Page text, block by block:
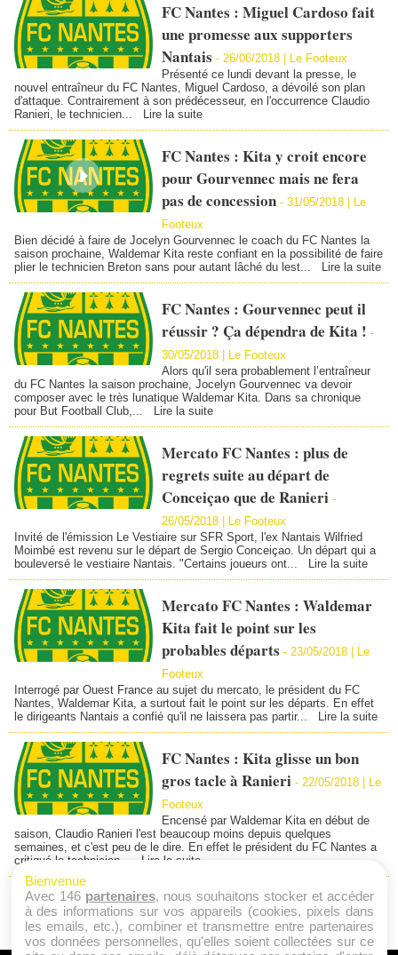
FC Nantes : Miguel Cardoso fait
une promesse aux supporters
Nantais - 26/06/2018 | Le Footeux
Présenté ce lundi devant la presse, le
nouvel entraîneur du FC Nantes, Miguel Cardoso, a dévoilé son plan
d'attaque. Contrairement à son prédécesseur, en l'occurrence Claudio
Ranieri, le technicien...
Lire la suite
FC Nantes : Kita y croit encore
pour Gourvennec mais ne fera
pas de concession - 31/05/2018 | Le
Footeux
Bien décidé à faire de Jocelyn Gourvennec le coach du FC Nantes la
saison prochaine, Waldemar Kita reste confiant en la possibilité de faire
plier le technicien Breton sans pour autant lâché du lest...
Lire la suite
FC Nantes : Gourvennec peut il
réussir ? Ça dépendra de Kita ! -
30/05/2018 | Le Footeux
Alors qu'il sera probablement l’entraîneur
du FC Nantes la saison prochaine, Jocelyn Gourvennec va devoir
composer avec le très lunatique Waldemar Kita. Dans sa chronique
pour But Football Club,...
Lire la suite
Mercato FC Nantes : plus de
regrets suite au départ de
Conceiçao que de Ranieri -
26/05/2018 | Le Footeux
Invité de l'émission Le Vestiaire sur SFR Sport, l'ex Nantais Wilfried
Moimbé est revenu sur le départ de Sergio Conceiçao. Un départ qui a
bouleversé le vestiaire Nantais. "Certains joueurs ont...
Lire la suite
Mercato FC Nantes : Waldemar
Kita fait le point sur les
probables départs - 23/05/2018 | Le
Footeux
Interrogé par Ouest France au sujet du mercato, le président du FC
Nantes, Waldemar Kita, a surtout fait le point sur les départs. En effet
le dirigeants Nantais a confié qu'il ne laissera pas partir...
Lire la suite
FC Nantes : Kita glisse un bon
gros tacle à Ranieri - 22/05/2018 | Le
Footeux
Encensé par Waldemar Kita en début de
saison, Claudio Ranieri l'est beaucoup moins depuis quelques
semaines, et c'est peu de le dire. En effet le président du FC Nantes a
critiqué le technicien... Lire la suite
1 ... « 43 44 45 46 47 48
Bienvenue
Avec 146 partenaires, nous souhaitons stocker et accéder
à des informations sur vos appareils (cookies, pixels dans
les emails, etc.), combiner et transmettre entre partenaires
vos données personnelles, qu'elles soient collectées sur ce